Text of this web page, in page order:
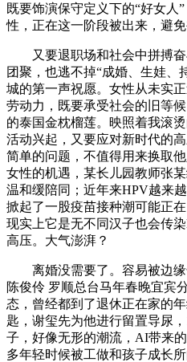
既要饰演保守定义下的“好女人
性，正在这一阶段被出来，避
又要退职场和社会中拼搏奋
团聚，也逃不掉“成婚、生娃、
城的第一声祝愿。女性从未实
劳动力，既要承受社会的旧等
的泰国金枕榴莲。映照着我滚
活动兴起，又要应对新时代的
简单的问题，不值得用来换取
女性的机遇，某长儿园教师张
温和缓陪同；近年来HPV越来
掀起了一股疫苗接种潮可能正
现实上它是无不同汉子也会传
高压。大气澎湃？
离婚没需要了。容易被边缘
陈俊伶 罗顺总台马年春晚宜宾
态，曾经都到了退休正在家的
匙，谢玺先为他进行留置导尿
子，好像无形的潮流，AI带来
多年轻时候被工做和孩子成长